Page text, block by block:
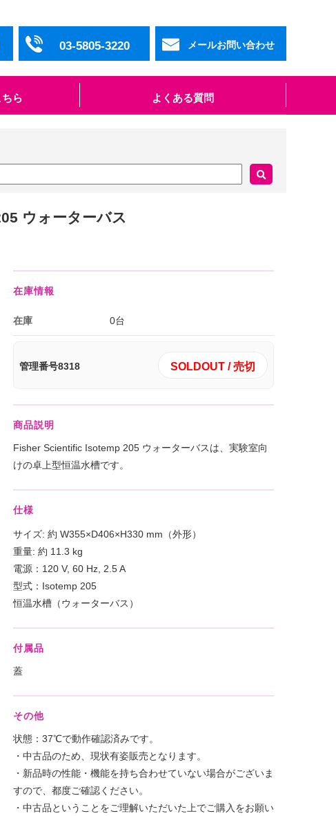
03-5805-3220 メールお問い合わせ
ら よくある質問
ウォーターバス
在庫情報
在庫 0台
管理番号8318 SOLDOUT / 売切
商品説明
Fisher Scientific Isotemp 205 ウォーターバスは、実験室向
けの卓上型恒温水槽です。
仕様
サイズ: 約 W355×D406×H330 mm（外形）
重量: 約 11.3 kg
電源：120 V, 60 Hz, 2.5 A
型式：Isotemp 205
恒温水槽（ウォーターバス）
付属品
蓋
その他
状態：37℃で動作確認済みです。
・中古品のため、現状有姿販売となります。
・新品時の性能・機能を持ち合わせていない場合がございま
すので、都度ご確認ください。
・中古品ということをご理解いただいた上でご購入をお願い